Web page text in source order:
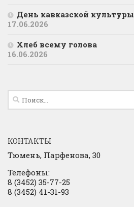
День кавказской культуры
17.06.2026
Хлеб всему голова
16.06.2026
Найти:
КОНТАКТЫ
Тюмень, Парфенова, 30
Телефоны:
8 (3452) 35-77-25
8 (3452) 41-31-93